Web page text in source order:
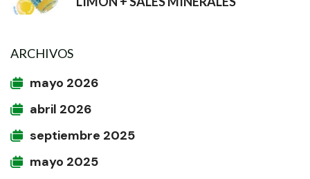
ARCHIVOS
mayo 2026
abril 2026
septiembre 2025
mayo 2025